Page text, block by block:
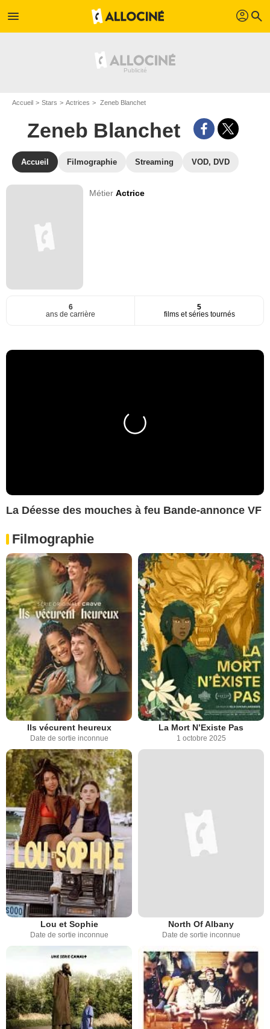
menu profil search
Accueil Stars Actrices Zeneb Blanchet
Zeneb Blanchet
Accueil Filmographie Streaming VOD, DVD
MétierActrice
6
ans de carrière
5
films et séries tournés
La Déesse des mouches à feu Bande-annonce VF
Filmographie
Ils vécurent heureux
Date de sortie inconnue
La Mort N’Existe Pas
1 octobre 2025
Lou et Sophie
Date de sortie inconnue
North Of Albany
Date de sortie inconnue